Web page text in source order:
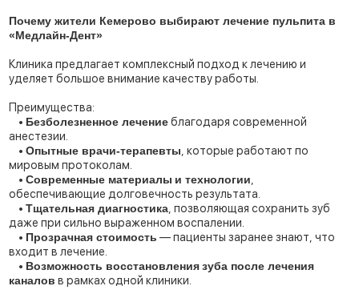
Почему жители Кемерово выбирают лечение пульпита в
«Медлайн-Дент»
Клиника предлагает комплексный подход к лечению и
уделяет большое внимание качеству работы.
Преимущества:
• Безболезненное лечениеблагодаря современной
анестезии.
• Опытные врачи-терапевты, которые работают по
мировым протоколам.
• Современные материалы и технологии,
обеспечивающие долговечность результата.
• Тщательная диагностика, позволяющая сохранить зуб
даже при сильно выраженном воспалении.
• Прозрачная стоимость — пациенты заранее знают, что
входит в лечение.
• Возможность восстановления зуба после лечения
каналов в рамках одной клиники.